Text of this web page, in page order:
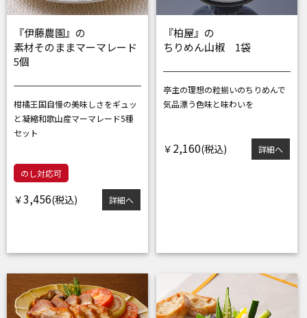
『伊藤農園』の
素材そのままマーマレード
5個
柑橘王国自慢の美味しさをギュッ
と凝縮和歌山産マーマレード5種
セット
のし対応可
￥3,456 詳細へ
『柏屋』の
ちりめん山椒 1袋
亭主の理想の粒揃いのちりめんで
気品漂う色味と味わいを
￥ 2,160 詳細へ